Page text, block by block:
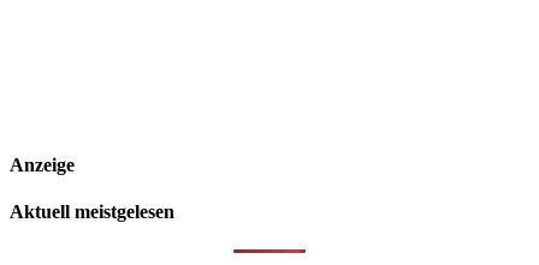
Anzeige
Aktuell meistgelesen